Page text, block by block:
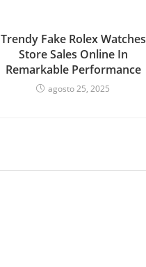
Trendy Fake Rolex Watches
Store Sales Online In
Remarkable Performance
agosto 25, 2025